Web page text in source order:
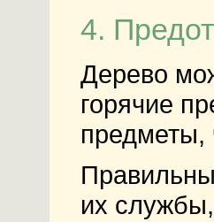
4.
Дерево
горячие
предметы,
их